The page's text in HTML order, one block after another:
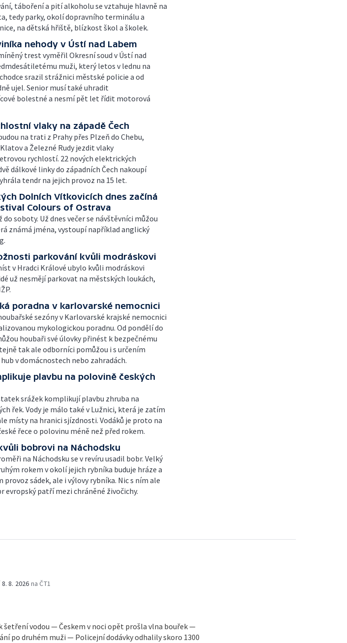
táboření a pití alkoholu se vztahuje hlavně na
tedy parky, okolí dopravního terminálu a
na dětská hřiště, blízkost škol a školek.
nehody v Ústí nad Labem
trest vyměřil Okresní soud v Ústí nad
muži, který letos v lednu na
srazil strážnici městské policie a od
ujel. Senior musí také uhradit
bolestné a nesmí pět let řídit motorová
vlaky na západě Čech
na trati z Prahy přes Plzeň do Chebu,
a Železné Rudy jezdit vlaky
rychlostí. 22 nových elektrických
dálkové linky do západních Čech nakoupí
tendr na jejich provoz na 15 let.
Dolních Vítkovicích dnes začíná
Colours of Ostrava
do soboty. Už dnes večer se návštěvníci můžou
známá jména, vystoupí například anglický
parkování kvůli modráskovi
v Hradci Králové ubylo kvůli modráskovi
už nesmějí parkovat na městských loukách,
poradna v karlovarské nemocnici
sezóny v Karlovarské krajské nemocnici
mykologickou poradnu. Od pondělí do
houbaři své úlovky přinést k bezpečnému
tak ale odborníci pomůžou i s určením
v domácnostech nebo zahradách.
plavbu na polovině českých
srážek komplikují plavbu zhruba na
řek. Vody je málo také v Lužnici, která je zatím
místy na hranici sjízdnosti. Vodáků je proto na
řece o polovinu méně než před rokem.
bobrovi na Náchodsku
na Náchodsku se v revíru usadil bobr. Velký
rokem v okolí jejich rybníka buduje hráze a
sádek, ale i výlovy rybníka. Nic s ním ale
evropský patří mezi chráněné živočichy.
8. 8. 2026 na ČT1
šetření vodou — Českem v noci opět prošla vlna bouřek —
po druhém muži — Policejní dodávky odhalily skoro 1300